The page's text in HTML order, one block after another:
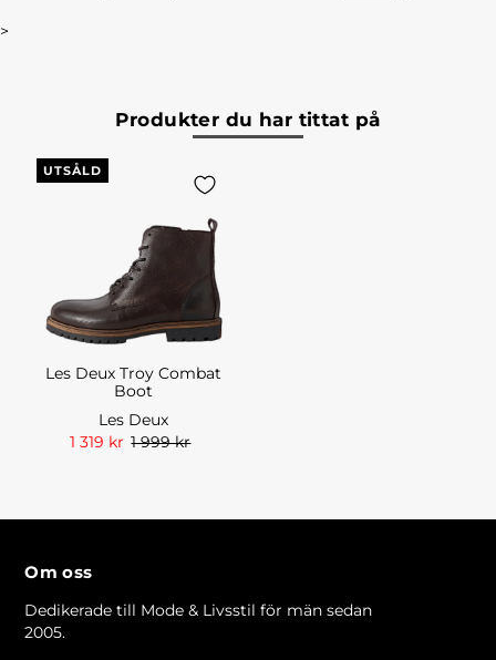
>
Produkter du har tittat på
UTSÅLD
Les Deux Troy Combat
Boot
Les Deux
1 319 kr 1 999 kr
Om oss
Dedikerade till Mode & Livsstil för män sedan
2005.